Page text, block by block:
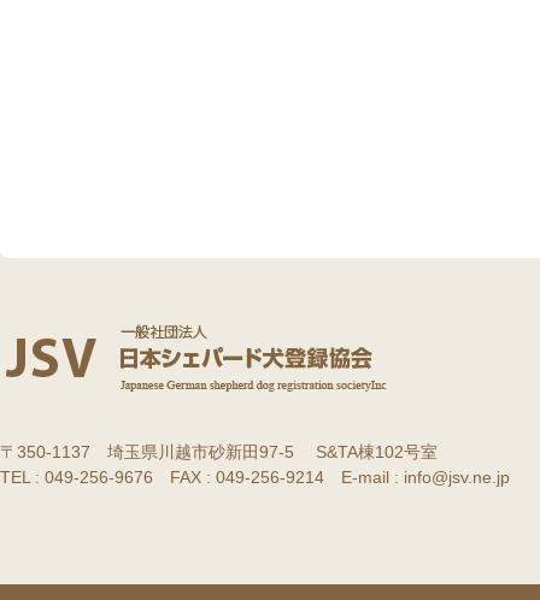
〒350-1137 埼玉県川越市砂新田97-5 S&TA棟102号室
TEL : 049-256-9676 FAX : 049-256-9214 E-mail : info@jsv.ne.jp